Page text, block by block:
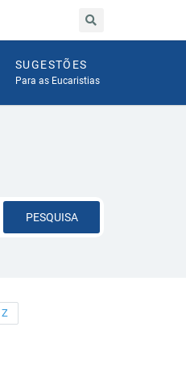
SUGESTÕES
Para as Eucaristias
PESQUISA
Z